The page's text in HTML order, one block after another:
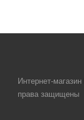
Интернет-
права защищены